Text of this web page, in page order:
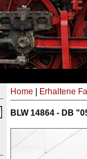
Home Erhaltene
BLW 14864 - DB